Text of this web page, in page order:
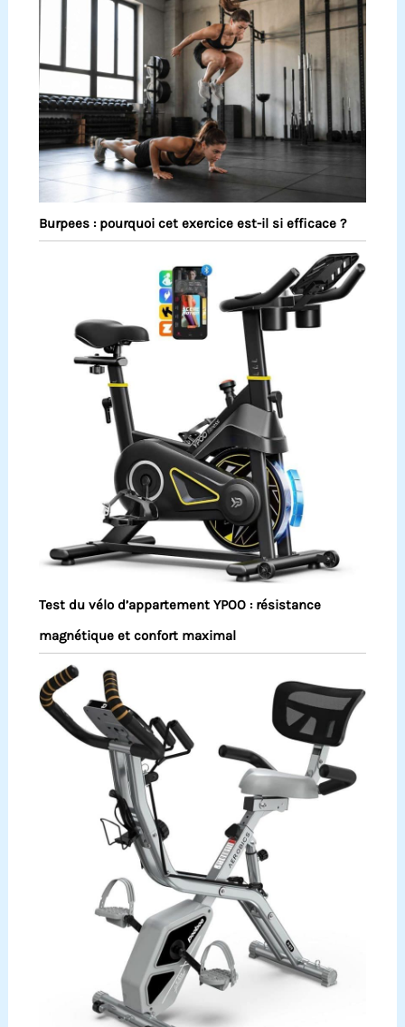
Burpees : pourquoi cet exercice est-il si efficace ?
Test du vélo d’appartement YPOO : résistance
magnétique et confort maximal